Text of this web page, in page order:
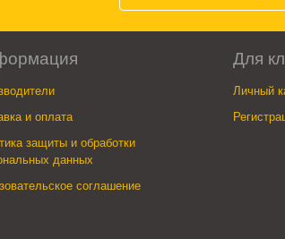
и оплата
защиты и обработки
данных
соглашение
Для
Личный